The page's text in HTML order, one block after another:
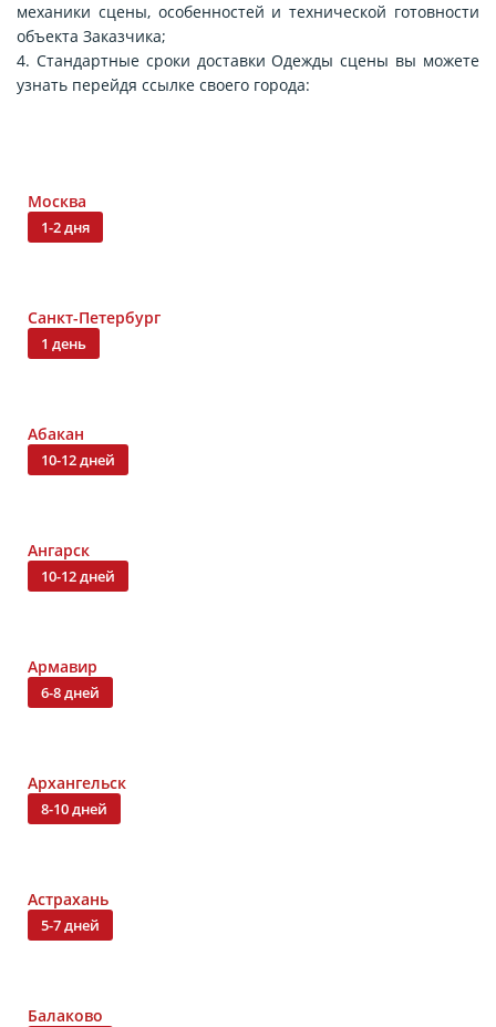
механики сцены, особенностей и технической готовности
объекта Заказчика;
4. Стандартные сроки доставки Одежды сцены вы можете
узнать перейдя ссылке своего города:
Москва
1-2 дня
Санкт-Петербург
1 день
Абакан
10-12 дней
Ангарск
10-12 дней
Армавир
6-8 дней
Архангельск
8-10 дней
Астрахань
5-7 дней
Балаково